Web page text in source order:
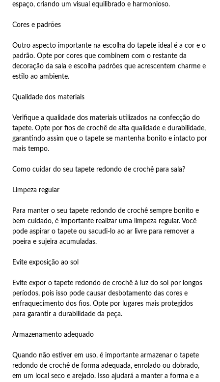
espaço, criando um visual equilibrado e harmonioso.
Cores e padrões
Outro aspecto importante na escolha do tapete ideal é a cor e o
padrão. Opte por cores que combinem com o restante da
decoração da sala e escolha padrões que acrescentem charme e
estilo ao ambiente.
Qualidade dos materiais
Verifique a qualidade dos materiais utilizados na confecção do
tapete. Opte por fios de crochê de alta qualidade e durabilidade,
garantindo assim que o tapete se mantenha bonito e intacto por
mais tempo.
Como cuidar do seu tapete redondo de crochê para sala?
Limpeza regular
Para manter o seu tapete redondo de crochê sempre bonito e
bem cuidado, é importante realizar uma limpeza regular. Você
pode aspirar o tapete ou sacudi-lo ao ar livre para remover a
poeira e sujeira acumuladas.
Evite exposição ao sol
Evite expor o tapete redondo de crochê à luz do sol por longos
períodos, pois isso pode causar desbotamento das cores e
enfraquecimento dos fios. Opte por lugares mais protegidos
para garantir a durabilidade da peça.
Armazenamento adequado
Quando não estiver em uso, é importante armazenar o tapete
redondo de crochê de forma adequada, enrolado ou dobrado,
em um local seco e arejado. Isso ajudará a manter a forma e a